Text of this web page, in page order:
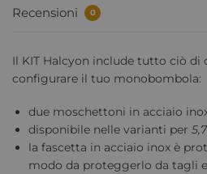
Recensioni 0
Il KIT Halcyon include tutto ciò di
configurare il tuo monobombola:
due moschettoni in acciaio
disponibile nelle varianti per
la fascetta in acciaio inox è
modo da proteggerlo da tagli